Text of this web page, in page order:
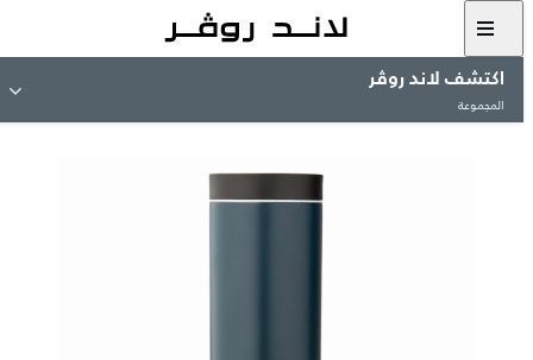
اكتشف لاند روڤر
المجموعة